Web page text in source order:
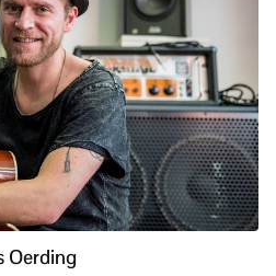
Oerding